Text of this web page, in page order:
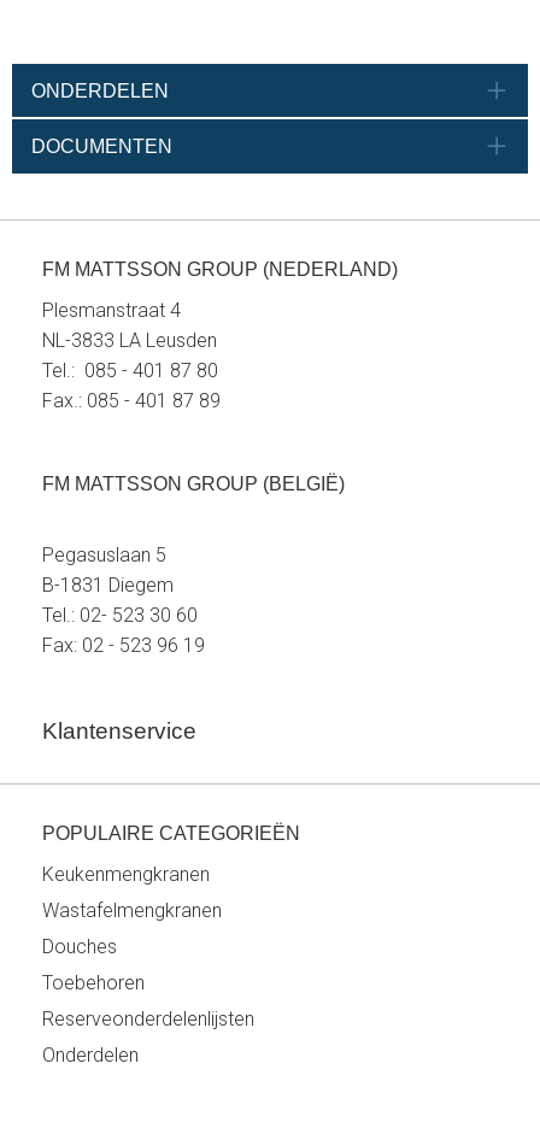
ONDERDELEN
DOCUMENTEN
FM MATTSSON GROUP (NEDERLAND)
Plesmanstraat 4
NL-3833 LA Leusden
Tel.: 085 - 401 87 80
Fax.: 085 - 401 87 89
FM MATTSSON GROUP (BELGIË)
Pegasuslaan 5
B-1831 Diegem
Tel.: 02- 523 30 60
Fax: 02 - 523 96 19
Klantenservice
POPULAIRE CATEGORIEËN
Keukenmengkranen
Wastafelmengkranen
Douches
Toebehoren
Reserveonderdelenlijsten
Onderdelen